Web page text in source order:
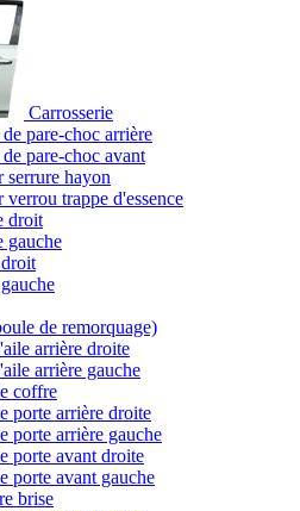
Carrosserie
pare-choc arrière
pare-choc avant
serrure hayon
trappe d'essence
droit
gauche
de remorquage)
arrière droite
arrière gauche
coffre
porte arrière droite
porte arrière gauche
porte avant droite
porte avant gauche
brise